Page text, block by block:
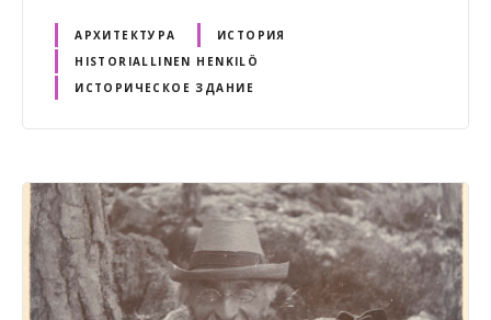
АРХИТЕКТУРА
ИСТОРИЯ
HISTORIALLINEN HENKILÖ
ИСТОРИЧЕСКОЕ ЗДАНИЕ